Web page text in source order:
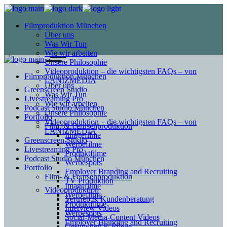
Filmproduktion München
Über uns
Was Wir Tun
Wie wir arbeiten
Unsere Philosophie
Videoproduktion – die wichtigsten FAQs – von
LANIZMEDIA
Greenscreen Studio
Livestreaming Pro
Podcast Studio München
Portfolio
Film- & Fernsehproduktion
Imagefilme
Werbefilme
Produktfilme
Werbespots
Employer Branding and Recruiting
TV Produktion
Videoproduktion
Vertrieb & Kundenberatung
Interview Videos
Social-Media-Content Videos
Filmproduktion München
Über uns
Was Wir Tun
Wie wir arbeiten
Unsere Philosophie
Videoproduktion – die wichtigsten FAQs – von
LANIZMEDIA
Greenscreen Studio
Livestreaming Pro
Podcast Studio München
Portfolio
Film- & Fernsehproduktion
Imagefilme
Werbefilme
Produktfilme
Werbespots
Employer Branding and Recruiting